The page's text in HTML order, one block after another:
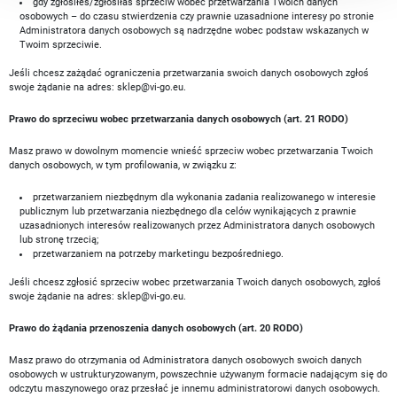
osobowych – do czasu stwierdzenia czy prawnie uzasadnione interesy po stronie
Administratora danych osobowych są nadrzędne wobec podstaw wskazanych w
Twoim sprzeciwie.
Jeśli chcesz zażądać ograniczenia przetwarzania swoich danych osobowych zgłoś
swoje żądanie na adres: sklep@vi-go.eu.
Prawo do sprzeciwu wobec przetwarzania danych osobowych (art. 21 RODO)
Masz prawo w dowolnym momencie wnieść sprzeciw wobec przetwarzania Twoich
danych osobowych, w tym profilowania, w związku z:
przetwarzaniem niezbędnym dla wykonania zadania realizowanego w interesie
publicznym lub przetwarzania niezbędnego dla celów wynikających z prawnie
uzasadnionych interesów realizowanych przez Administratora danych osobowych
lub stronę trzecią;
przetwarzaniem na potrzeby marketingu bezpośredniego.
Jeśli chcesz zgłosić sprzeciw wobec przetwarzania Twoich danych osobowych, zgłoś
swoje żądanie na adres: sklep@vi-go.eu.
Prawo do żądania przenoszenia danych osobowych (art. 20 RODO)
Masz prawo do otrzymania od Administratora danych osobowych swoich danych
osobowych w ustrukturyzowanym, powszechnie używanym formacie nadającym się do
odczytu maszynowego oraz przesłać je innemu administratorowi danych osobowych.